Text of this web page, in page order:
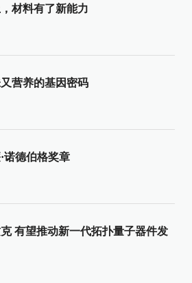
材料有了新能力
营养的基因密码
诺德伯格奖章
有望推动新一代拓扑量子器件发